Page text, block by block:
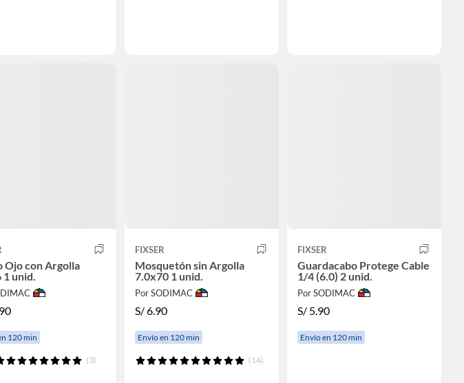
Ojo con Argolla
unid.
120 min
(3)
FIXSER
Mosquetón sin Argolla
7.0x70 1 unid.
Por SODIMAC
S/6.90
Envío en 120 min
(14)
FIXSER
Guardacabo Protege Cable
1/4 (6.0) 2 unid.
Por SODIMAC
S/ 5.90
Envío en 120 min